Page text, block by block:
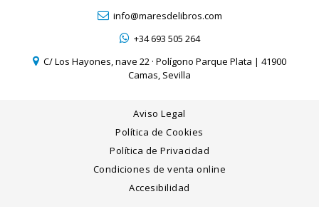
info@maresdelibros.com
+34 693 505 264
C/ Los Hayones, nave 22 · Polígono Parque Plata | 41900
Camas, Sevilla
Aviso Legal
Política de Cookies
Política de Privacidad
Condiciones de venta online
Accesibilidad